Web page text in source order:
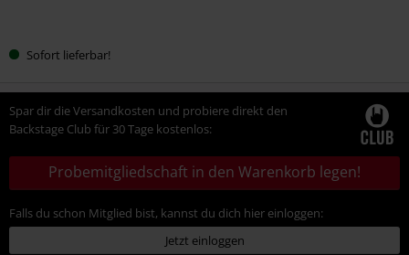
deineSofort lieferbar!
Spar dir die Versandkosten und probiere direkt den
Backstage Club für 30 Tage kostenlos:
Probemitgliedschaft in den Warenkorb legen!
Falls du schon Mitglied bist, kannst du dich hier einloggen:
Jetzt einloggen